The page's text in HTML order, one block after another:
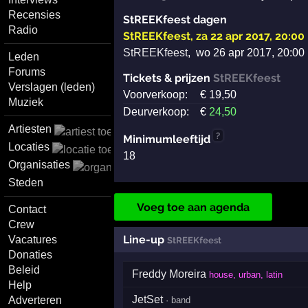
Recensies
Radio
Leden
Forums
Verslagen (leden)
Muziek
Artiesten
Locaties
Organisaties
Steden
Contact
Crew
Vacatures
Donaties
Beleid
Help
Adverteren
StREEKfeest dagen
StREEKfeest, za 22 apr 2017, 20:00
StREEKfeest, wo 26 apr 2017, 20:00
Tickets & prijzen StREEKfeest
Voorverkoop: € 19,50
Deurverkoop:
€ 24,50
Minimumleeftijd ?
18
Voeg toe aan agenda
Line-up StREEKfeest
Freddy Moreira house, urban, latin
JetSet· band